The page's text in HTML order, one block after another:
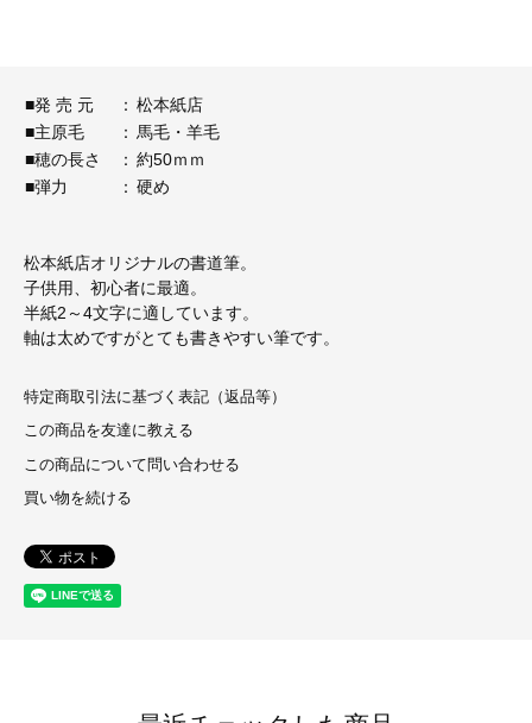
■発 売 元 ： 松本紙店
■主原毛
： 馬毛・羊毛
■穂の長さ
： 約50ｍｍ
■弾力
： 硬め
松本紙店オリジナルの書道筆。
子供用、初心者に最適。
半紙2～4文字に適しています。
軸は太めですがとても書きやすい筆です。
特定商取引法に基づく表記（返品等）
この商品を友達に教える
この商品について問い合わせる
買い物を続ける